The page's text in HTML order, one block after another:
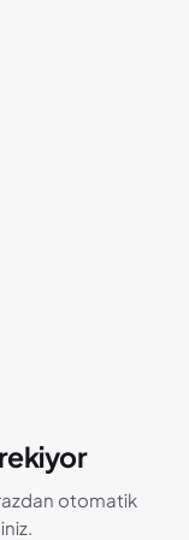
otomatik